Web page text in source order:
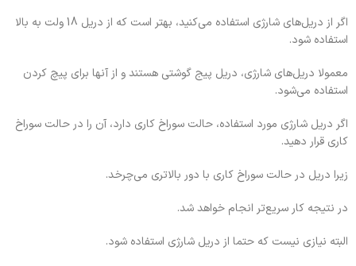
اگر از دریل‌های شارژی استفاده می‌کنید، بهتر است که از دریل 18 ولت به بالا
استفاده شود.
معمولا دریل‌های شارژی، دریل پیج گوشتی هستند و از آنها برای پیچ کردن
استفاده می‌شود.
اگر دریل شارژی مورد استفاده، حالت سوراخ کاری دارد، آن را در حالت سوراخ
کاری قرار دهید.
زیرا دریل در حالت سوراخ کاری با دور بالاتری می‌چرخد.
در نتیجه کار سریع‌تر انجام خواهد شد.
البته نیازی نیست که حتما از دریل شارژی استفاده شود.